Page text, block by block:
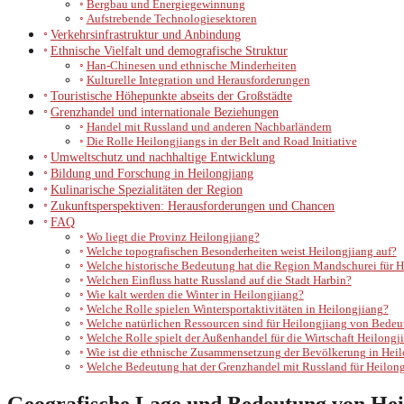
Bergbau und Energiegewinnung
Aufstrebende Technologiesektoren
Verkehrsinfrastruktur und Anbindung
Ethnische Vielfalt und demografische Struktur
Han-Chinesen und ethnische Minderheiten
Kulturelle Integration und Herausforderungen
Touristische Höhepunkte abseits der Großstädte
Grenzhandel und internationale Beziehungen
Handel mit Russland und anderen Nachbarländern
Die Rolle Heilongjiangs in der Belt and Road Initiative
Umweltschutz und nachhaltige Entwicklung
Bildung und Forschung in Heilongjiang
Kulinarische Spezialitäten der Region
Zukunftsperspektiven: Herausforderungen und Chancen
FAQ
Wo liegt die Provinz Heilongjiang?
Welche topografischen Besonderheiten weist Heilongjiang auf?
Welche historische Bedeutung hat die Region Mandschurei für
Welchen Einfluss hatte Russland auf die Stadt Harbin?
Wie kalt werden die Winter in Heilongjiang?
Welche Rolle spielen Wintersportaktivitäten in Heilongjiang?
Welche natürlichen Ressourcen sind für Heilongjiang von
Welche Rolle spielt der Außenhandel für die Wirtschaft
Wie ist die ethnische Zusammensetzung der Bevölkerung in
Welche Bedeutung hat der Grenzhandel mit Russland für